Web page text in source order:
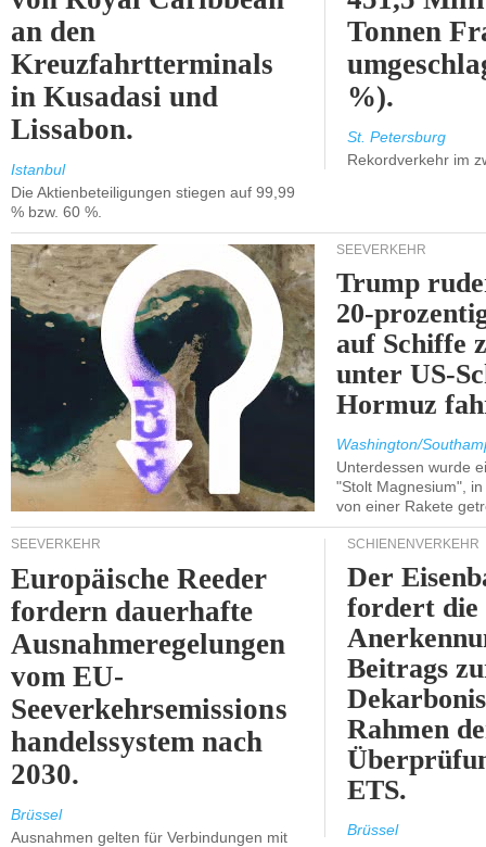
an den
Kreuzfahrtterminals
in Kusadasi und
Lissabon.
Istanbul
Die Aktienbeteiligungen stiegen auf 99,99
% bzw. 60 %.
Tonnen
%).
St. Petersburg
Rekordverkehr im
SEEVERKEHR
Trump
20-
auf Schiffe
unter US-
Hormuz
Washington/
Unterdessen wurde
"Stolt Magnesium",
von einer Rakete
SEEVERKEHR
Europäische Reeder
fordern dauerhafte
Ausnahmeregelungen
vom EU-
Seeverkehrsemissions
handelssystem nach
2030.
Brüssel
Ausnahmen gelten für Verbindungen mit
SCHIENENVERKEHR
Der
fordert die
Beitrags
Rahmen
ETS.
Brüssel